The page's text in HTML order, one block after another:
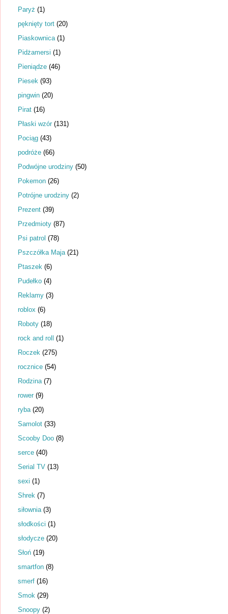
Paryż (1)
pęknięty tort (20)
Piaskownica (1)
Pidżamersi (1)
Pieniądze (46)
Piesek (93)
pingwin (20)
Pirat (16)
Płaski wzór (131)
Pociąg (43)
podróże (66)
Podwójne urodziny (50)
Pokemon (26)
Potrójne urodziny (2)
Prezent (39)
Przedmioty (87)
Psi patrol (78)
Pszczółka Maja (21)
Ptaszek (6)
Pudełko (4)
Reklamy (3)
roblox (6)
Roboty (18)
rock and roll (1)
Roczek (275)
rocznice (54)
Rodzina (7)
rower (9)
ryba (20)
Samolot (33)
Scooby Doo (8)
serce (40)
Serial TV (13)
sexi (1)
Shrek (7)
siłownia (3)
słodkości (1)
słodycze (20)
Słoń (19)
smartfon (8)
smerf (16)
Smok (29)
Snoopy (2)